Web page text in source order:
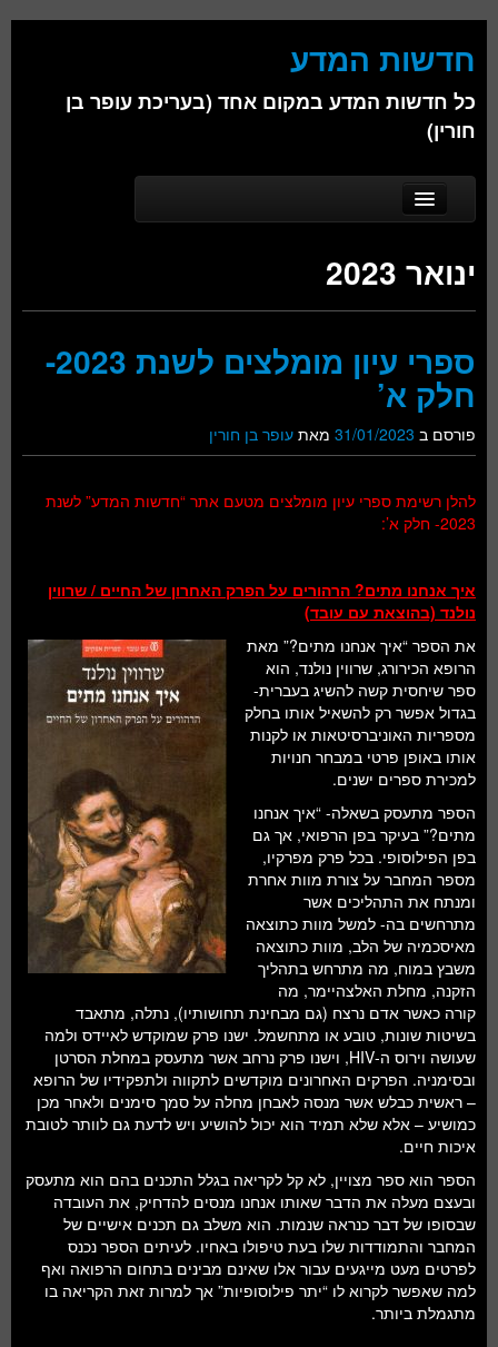
חדשות המדע
כל חדשות המדע במקום אחד (בעריכת עופר בן
חורין)
Main menu
Skip to primary content
Skip to secondary content
אודות
כימיה
פיזיקה
חברה
חלל ומדעי כדור הארץ
סקירות ספרים
טעימות מדע
ינואר 2023
ספרי עיון מומלצים לשנת 2023-
חלק א’
פורסם ב 31/01/2023 מאת עופר בן חורין
להלן רשימת ספרי עיון מומלצים מטעם אתר “חדשות המדע” לשנת
2023- חלק א’:
איך אנחנו מתים? הרהורים על הפרק האחרון של החיים / שרווין
נולנד (בהוצאת עם עובד)
את הספר “איך אנחנו מתים?” מאת
הרופא הכירורג, שרווין נולנד, הוא
ספר שיחסית קשה להשיג בעברית-
בגדול אפשר רק להשאיל אותו בחלק
מספריות האוניברסיטאות או לקנות
אותו באופן פרטי במבחר חנויות
למכירת ספרים ישנים.
הספר מתעסק בשאלה- “איך אנחנו
מתים?” בעיקר בפן הרפואי, אך גם
בפן הפילוסופי. בכל פרק מפרקיו,
מספר המחבר על צורת מוות אחרת
ומנתח את התהליכים אשר
מתרחשים בה- למשל מוות כתוצאה
מאיסכמיה של הלב, מוות כתוצאה
משבץ במוח, מה מתרחש בתהליך
הזקנה, מחלת האלצהיימר, מה
קורה כאשר אדם נרצח (גם מבחינת תחושותיו), נתלה, מתאבד
בשיטות שונות, טובע או מתחשמל. ישנו פרק שמוקדש לאיידס ולמה
שעושה וירוס ה-HIV, וישנו פרק נרחב אשר מתעסק במחלת הסרטן
ובסימניה. הפרקים האחרונים מוקדשים לתקווה ולתפקידיו של הרופא
– ראשית כבלש אשר מנסה לאבחן מחלה על סמך סימנים ולאחר מכן
כמושיע – אלא שלא תמיד הוא יכול להושיע ויש לדעת גם לוותר לטובת
איכות חיים.
הספר הוא ספר מצויין, לא קל לקריאה בגלל התכנים בהם הוא מתעסק
ובעצם מעלה את הדבר שאותו אנחנו מנסים להדחיק, את העובדה
שבסופו של דבר כנראה שנמות. הוא משלב גם תכנים אישיים של
המחבר והתמודדות שלו בעת טיפולו באחיו. לעיתים הספר נכנס
לפרטים מעט מייגעים עבור אלו שאינם מבינים בתחום הרפואה ואף
למה שאפשר לקרוא לו “יתר פילוסופיות” אך למרות זאת הקריאה בו
מתגמלת ביותר.